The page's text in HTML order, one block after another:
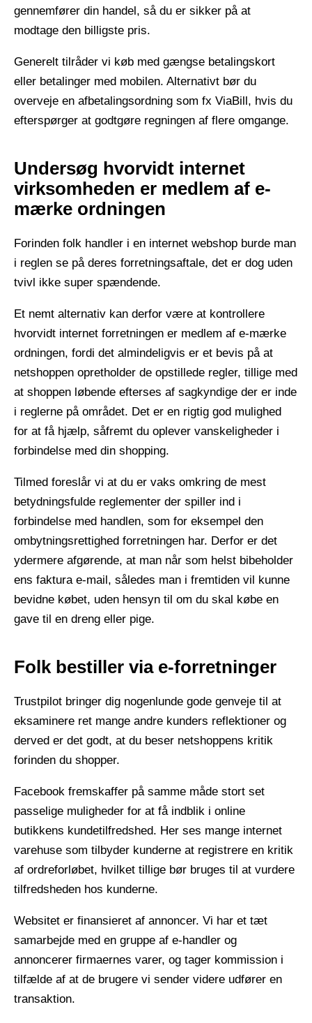
gennemfører din handel, så du er sikker på at
modtage den billigste pris.
Generelt tilråder vi køb med gængse betalingskort
eller betalinger med mobilen. Alternativt bør du
overveje en afbetalingsordning som fx ViaBill, hvis du
efterspørger at godtgøre regningen af flere omgange.
Undersøg hvorvidt internet
virksomheden er medlem af e-
mærke ordningen
Forinden folk handler i en internet webshop burde man
i reglen se på deres forretningsaftale, det er dog uden
tvivl ikke super spændende.
Et nemt alternativ kan derfor være at kontrollere
hvorvidt internet forretningen er medlem af e-mærke
ordningen, fordi det almindeligvis er et bevis på at
netshoppen opretholder de opstillede regler, tillige med
at shoppen løbende efterses af sagkyndige der er inde
i reglerne på området. Det er en rigtig god mulighed
for at få hjælp, såfremt du oplever vanskeligheder i
forbindelse med din shopping.
Tilmed foreslår vi at du er vaks omkring de mest
betydningsfulde reglementer der spiller ind i
forbindelse med handlen, som for eksempel den
ombytningsrettighed forretningen har. Derfor er det
ydermere afgørende, at man når som helst bibeholder
ens faktura e-mail, således man i fremtiden vil kunne
bevidne købet, uden hensyn til om du skal købe en
gave til en dreng eller pige.
Folk bestiller via e-forretninger
Trustpilot bringer dig nogenlunde gode genveje til at
eksaminere ret mange andre kunders reflektioner og
derved er det godt, at du beser netshoppens kritik
forinden du shopper.
Facebook fremskaffer på samme måde stort set
passelige muligheder for at få indblik i online
butikkens kundetilfredshed. Her ses mange internet
varehuse som tilbyder kunderne at registrere en kritik
af ordreforløbet, hvilket tillige bør bruges til at vurdere
tilfredsheden hos kunderne.
Websitet er finansieret af annoncer. Vi har et tæt
samarbejde med en gruppe af e-handler og
annoncerer firmaernes varer, og tager kommission i
tilfælde af at de brugere vi sender videre udfører en
transaktion.